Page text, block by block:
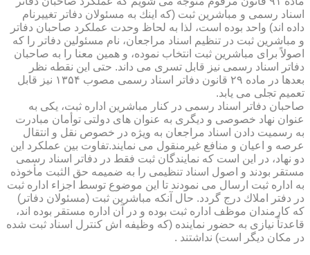
اسناد رسمی و مباشرین ثبت (كه اینك به مسئولان دفاتر تغییرنام
داده اند) واحد بوده است، لذا به لحاظ وحدت عملكرد صاحبان دفاتر
و مباشرین ثبت در تنظیم اسناد مراجعان، نام مسئولین دفاتر را كه
اصولاً برای مباشرین ثبت انتخاب نموده، و همین معنا را به صاحبان
دفاتر اسناد رسمی نیز قابل تسری می داند. حتی این نقطه نظر
بعدها در ماده ۲۹ قانون دفاتر اسناد رسمی مصوب ۱۳۵۴ نیز قابل
تعمیم تجلی می یابد.
صاحبان دفاتر اسناد رسمی در كنار مباشرین اداره ثبت، یكی به
عنوان نهاد خصوصی و دیگری به عنوان های دولتی توأمان مبادرت
به رسمیت دادن اسناد مراجعان به ویژه در خصوص نقل و انتقال
عرصه و اعیان و منافع غیرمنقول می نمایند.تفاوت بین عملكرد این
دو نهاد، در این است كه نمایندگان ثبت فقط در دفاتر اسناد رسمی
مستقر بودند و اصول اسناد تنظیمی را به ضمیمه حق الثبت مأخوذه
به اداره ثبت ارسال می نمودند تا این موضوع توسط اجزاء اداره ثبت
در دفتر املاك درج گردد. حال آنكه مباشرین ثبت (مسئولان دفاتر)
كه كارمندان موظف اداره ثبت بوده و در آن اداره مستقر بوده اند،
قاعدتاً نیازی به حضور نماینده (كه وظیفه اش كنترل اسناد ثبت شده
در مكان دیگر است) نداشتند .